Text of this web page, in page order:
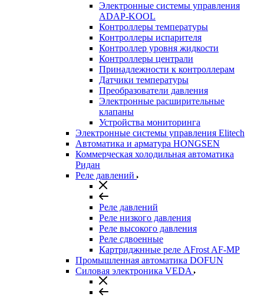
Электронные системы управления
ADAP-KOOL
Контроллеры температуры
Контроллеры испарителя
Контроллер уровня жидкости
Контроллеры централи
Принадлежности к контроллерам
Датчики температуры
Преобразователи давления
Электронные расширительные
клапаны
Устройства мониторинга
Электронные системы управления Elitech
Автоматика и арматура HONGSEN
Коммерческая холодильная автоматика
Ридан
Реле давлений
Реле давлений
Реле низкого давления
Реле высокого давления
Реле сдвоенные
Картриджнные реле AFrost AF-MP
Промышленная автоматика DOFUN
Силовая электроника VEDA